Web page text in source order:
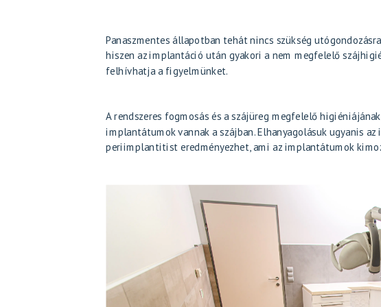
Panaszmentes állapotban tehát nincs szükség
hiszen az implantáció után gyakori a nem megfelelő
felhívhatja a figyelmünket.
A rendszeres fogmosás és a szájüreg megfelelő
implantátumok vannak a szájban. Elhanyagolásuk ugyanis
periimplantitist eredményezhet, ami az implantátumok